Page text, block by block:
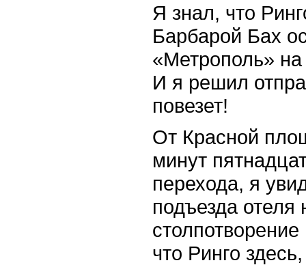
Я знал, что
Барбарой Бах
«Метрополь»
И я решил
повезет!
От Красной
минут
перехода, я
подъезда
что Ринго